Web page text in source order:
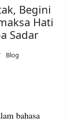
Begini
Hati
Sadar
Blog